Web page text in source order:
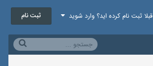
قبلا ثبت نام کرده اید؟ وارد شوید ثبت نام